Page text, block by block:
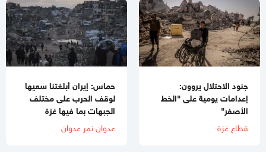
جنود الاحتلال يروون:
إعدامات يومية على "الخط
الأصفر"
قطاع غزة
حماس: إيران أبلغتنا سعيها
لوقف الحرب على مختلف
الجبهات بما فيها غزة
عدوان نمر عدوان